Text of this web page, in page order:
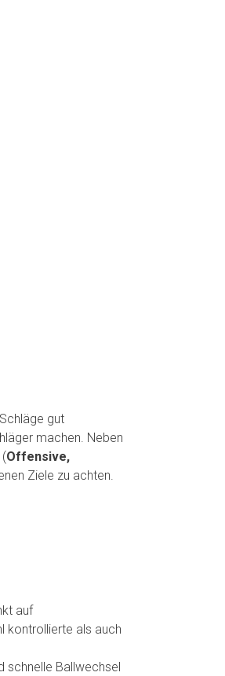
gut
machen. Neben
Offensive,
Ziele zu achten.
auf
kontrollierte als auch
schnelle Ballwechsel